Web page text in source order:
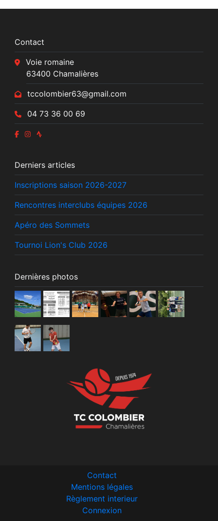
Contact
Voie romaine
63400 Chamalières
tccolombier63@gmail.com
04 73 36 00 69
Derniers articles
Inscriptions saison 2026-2027
Rencontres interclubs équipes 2026
Apéro des Sommets
Tournoi Lion's Club 2026
Dernières photos
Contact
Mentions légales
Règlement interieur
Connexion